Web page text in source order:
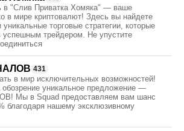
в "Слив Приватка Хомяка" — ваше
в мире криптовалют! Здесь вы найдете
торговые стратегии, которые
успешным трейдером. Не упустите
431
в мир исключительных возможностей!
уникальное предложение —
Мы в Squad предоставляем вам шанс
благодаря нашему эксклюзивному